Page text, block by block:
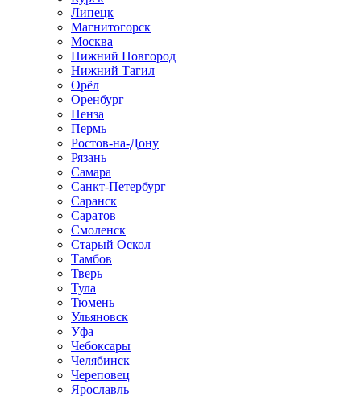
Липецк
Магнитогорск
Москва
Нижний Новгород
Нижний Тагил
Орёл
Оренбург
Пенза
Пермь
Ростов‑на‑Дону
Рязань
Самара
Санкт‑Петербург
Саранск
Саратов
Смоленск
Старый Оскол
Тамбов
Тверь
Тула
Тюмень
Ульяновск
Уфа
Чебоксары
Челябинск
Череповец
Ярославль